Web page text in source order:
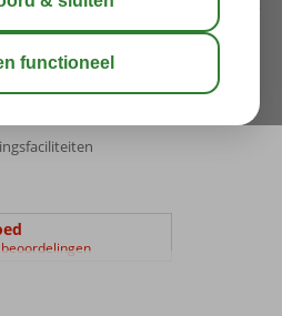
dankzij het mooie uitzicht op zee
(tot 6 personen)